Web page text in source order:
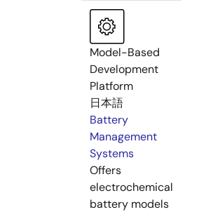
Model-Based
Development
Platform
日本語
Battery
Management
Systems
Offers
electrochemical
battery models